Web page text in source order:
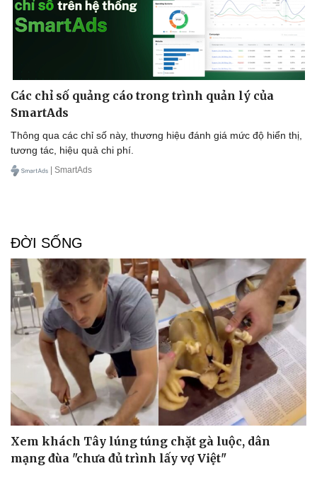
Thông tin doanh nghiệp
Doanh nghiệp 24h
Sành điệu
Tin Công nghệ
Trải nghiệm
Chuyển đổi số
Các chỉ số quảng cáo trong trình quản lý của
SmartAds
Thông qua các chỉ số này, thương hiệu đánh giá mức độ hiển thị,
tương tác, hiệu quả chi phí.
| SmartAds
ĐỜI SỐNG
Xem khách Tây lúng túng chặt gà luộc, dân
mạng đùa "chưa đủ trình lấy vợ Việt"